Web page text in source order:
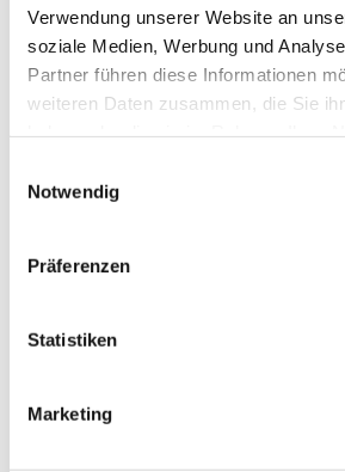
Verwendung unserer Website an
soziale Medien, Werbung und
Partner führen diese Informationen
weiteren Daten zusammen, die Sie
Notwendig
Präferenzen
Statistiken
Marketing